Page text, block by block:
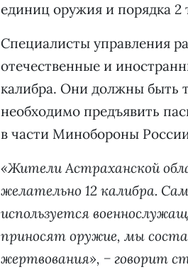
единиц оружия и порядка 2
Специалисты управления
отечественные и
калибра. Они должны быть
необходимо предъявить
в части Минобороны
«Жители Астраханской
желательно 12 калибра.
используется
приносят оружие, мы
жертвования», − говорит